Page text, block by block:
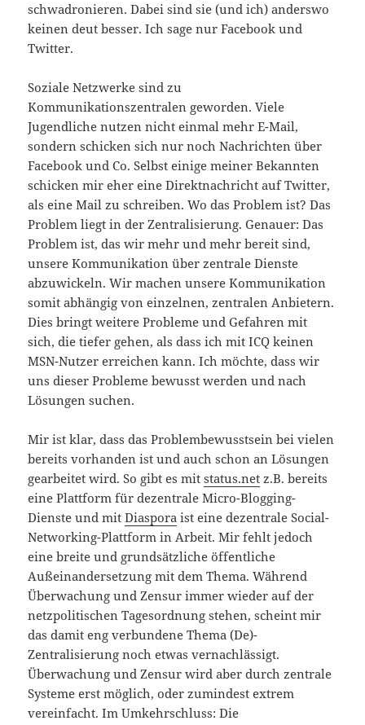
schwadronieren. Dabei sind sie (und ich) anderswo
keinen deut besser. Ich sage nur Facebook und
Twitter.
Soziale Netzwerke sind zu
Kommunikationszentralen geworden. Viele
Jugendliche nutzen nicht einmal mehr E-Mail,
sondern schicken sich nur noch Nachrichten über
Facebook und Co. Selbst einige meiner Bekannten
schicken mir eher eine Direktnachricht auf Twitter,
als eine Mail zu schreiben. Wo das Problem ist? Das
Problem liegt in der Zentralisierung. Genauer: Das
Problem ist, das wir mehr und mehr bereit sind,
unsere Kommunikation über zentrale Dienste
abzuwickeln. Wir machen unsere Kommunikation
somit abhängig von einzelnen, zentralen Anbietern.
Dies bringt weitere Probleme und Gefahren mit
sich, die tiefer gehen, als dass ich mit ICQ keinen
MSN-Nutzer erreichen kann. Ich möchte, dass wir
uns dieser Probleme bewusst werden und nach
Lösungen suchen.
Mir ist klar, dass das Problembewusstsein bei vielen
bereits vorhanden ist und auch schon an Lösungen
gearbeitet wird. So gibt es mitstatus.net z.B. bereits
eine Plattform für dezentrale Micro-Blogging-
Dienste und mitDiaspora ist eine dezentrale Social-
Networking-Plattform in Arbeit. Mir fehlt jedoch
eine breite und grundsätzliche öffentliche
Außeinandersetzung mit dem Thema. Während
Überwachung und Zensur immer wieder auf der
netzpolitischen Tagesordnung stehen, scheint mir
das damit eng verbundene Thema (De)-
Zentralisierung noch etwas vernachlässigt.
Überwachung und Zensur wird aber durch zentrale
Systeme erst möglich, oder zumindest extrem
vereinfacht. Im Umkehrschluss: Die